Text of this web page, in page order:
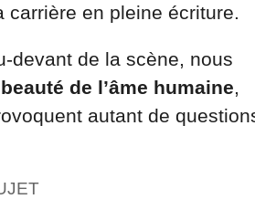
en pleine écriture.
devant de la scène, nous
de l’âme humaine
autant de